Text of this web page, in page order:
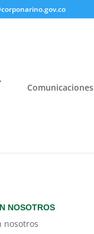
Comunicaciones
NOSOTROS